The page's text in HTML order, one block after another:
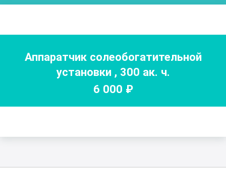
Аппаратчик солеобогатительной
установки , 300 ак. ч.
6 000 ₽